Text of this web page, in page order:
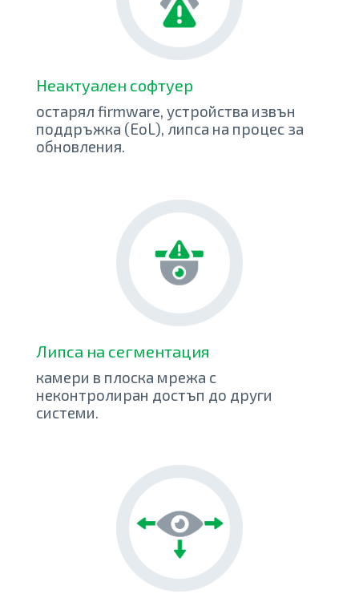
Неактуален софтуер
остарял firmware, устройства извън
поддръжка (EoL), липса на процес за
обновления.
Липса на сегментация
камери в плоска мрежа с
неконтролиран достъп до други
системи.